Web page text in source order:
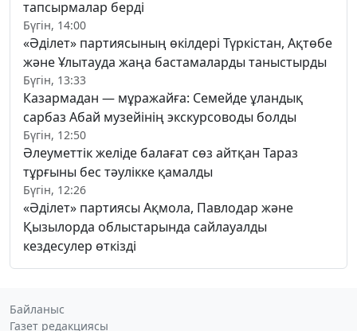
тапсырмалар берді
Бүгін, 14:00
«Әділет» партиясының өкілдері Түркістан, Ақтөбе
және Ұлытауда жаңа бастамаларды таныстырды
Бүгін, 13:33
Казармадан — мұражайға: Семейде ұландық
сарбаз Абай музейінің экскурсоводы болды
Бүгін, 12:50
Әлеуметтік желіде балағат сөз айтқан Тараз
тұрғыны бес тәулікке қамалды
Бүгін, 12:26
«Әділет» партиясы Ақмола, Павлодар және
Қызылорда облыстарында сайлауалды
кездесулер өткізді
Байланыс
Газет редакциясы